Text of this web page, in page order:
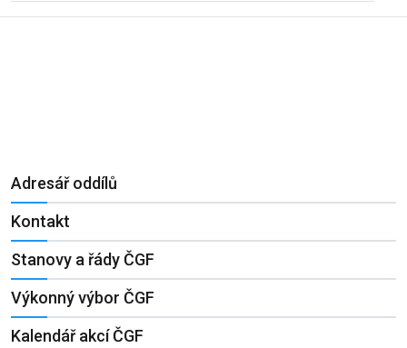
Adresář oddílů
Kontakt
Stanovy a řády ČGF
Výkonný výbor ČGF
Kalendář akcí ČGF